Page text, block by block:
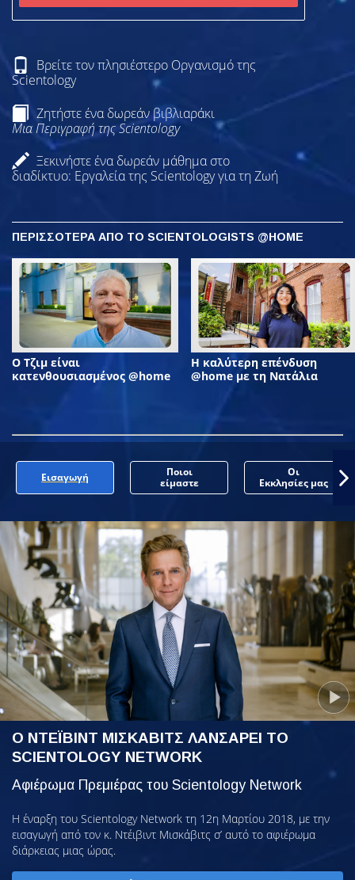
Βρείτε τον πλησιέστερο Οργανισμό της
Scientology
Ζητήστε ένα δωρεάν βιβλιαράκι
Μια Περιγραφή της Scientology
Ξεκινήστε ένα δωρεάν μάθημα στο
διαδίκτυο: Εργαλεία της Scientology για τη Ζωή
ΠΕΡΙΣΣΟΤΕΡΑ ΑΠΟ ΤΟ SCIENTOLOGISTS @HOME
Ο Τζιμ είναι
κατενθουσιασμένος @home
Η καλύτερη επένδυση
@home με τη Νατάλια
Εισαγωγή
Ποιοι
είμαστε
Οι
Εκκλησίες μας
Ο ΝΤΕΪΒΙΝΤ ΜΙΣΚΑΒΙΤΣ ΛΑΝΣΑΡΕΙ ΤΟ
SCIENTOLOGY NETWORK
Αφιέρωμα Πρεμιέρας του Scientology Network
Η έναρξη του Scientology Network τη 12η Μαρτίου 2018, με την
εισαγωγή από τον κ. Ντέιβιντ Μισκάβιτς σ’ αυτό το αφιέρωμα
διάρκειας μιας ώρας.